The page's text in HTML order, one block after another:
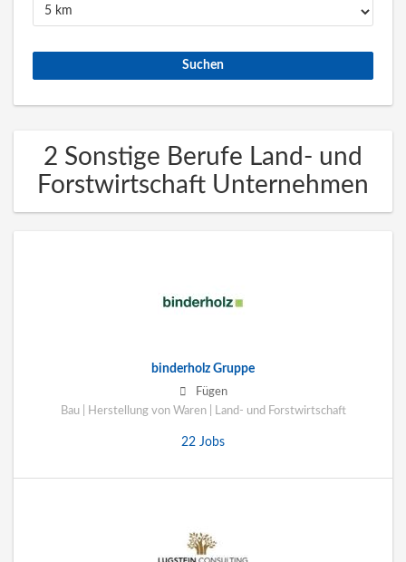
2 Sonstige Berufe Land- und
Forstwirtschaft Unternehmen
binderholz Gruppe
Fügen
Bau | Herstellung von Waren | Land- und Forstwirtschaft
22 Jobs